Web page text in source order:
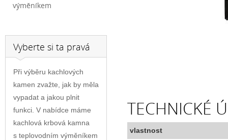
TECHNICKÉ
vlastnost
výměníkem
Vyberte si ta pravá
Při výběru kachlových
kamen zvažte, jak by měla
vypadat a jakou plnit
funkci. V nabídce máme
kachlová krbová kamna
s teplovodním výměníkem